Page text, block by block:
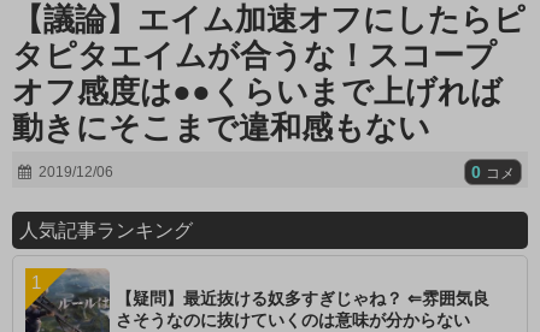
【議論】エイム加速オフにしたらピ
タピタエイムが合うな！スコープ
オフ感度は●●くらいまで上げれば
動きにそこまで違和感もない
2019/12/06 0 コメ
人気記事ランキング
【疑問】最近抜ける奴多すぎじゃね？ ⇐雰囲気良
さそうなのに抜けていくのは意味が分からない